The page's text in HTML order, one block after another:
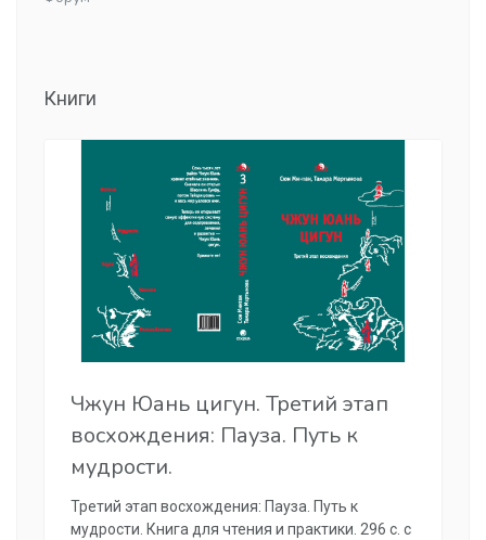
Книги
Чжун Юань цигун. Третий этап
восхождения: Пауза. Путь к
мудрости.
Третий этап восхождения: Пауза. Путь к
мудрости. Книга для чтения и практики. 296 с. с